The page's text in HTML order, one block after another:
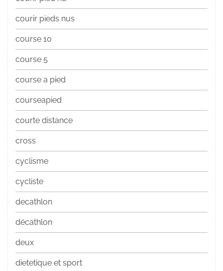
courir pieds nus
course 10
course 5
course a pied
courseapied
courte distance
cross
cyclisme
cycliste
decathlon
décathlon
deux
dietetique et sport